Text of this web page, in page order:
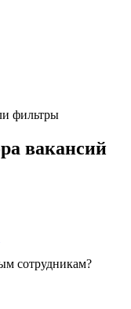
фильтры
вакансий
сотрудникам?